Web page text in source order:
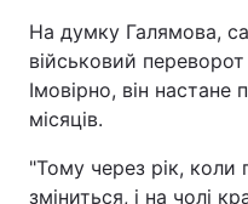
На думку Галямова,
військовий
Імовірно, він настане
місяців.
"Тому через рік, коли
зміниться, і на чолі